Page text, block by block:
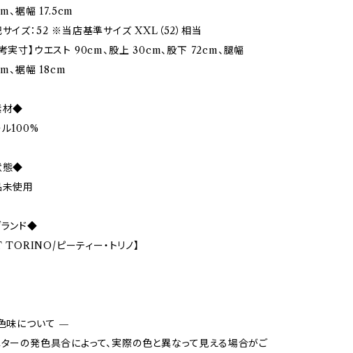
、裾幅 17.5cm
イズ：52 ※当店基準サイズ XXL（52）相当
考実寸】ウエスト 90cm、股上 30cm、股下 72cm、腿幅
、裾幅 18cm
◆
ル100%
◆
使用
ンド◆
TORINO/ピーティー・トリノ】
味について —
ーの発色具合によって、実際の色と異なって見える場合がご